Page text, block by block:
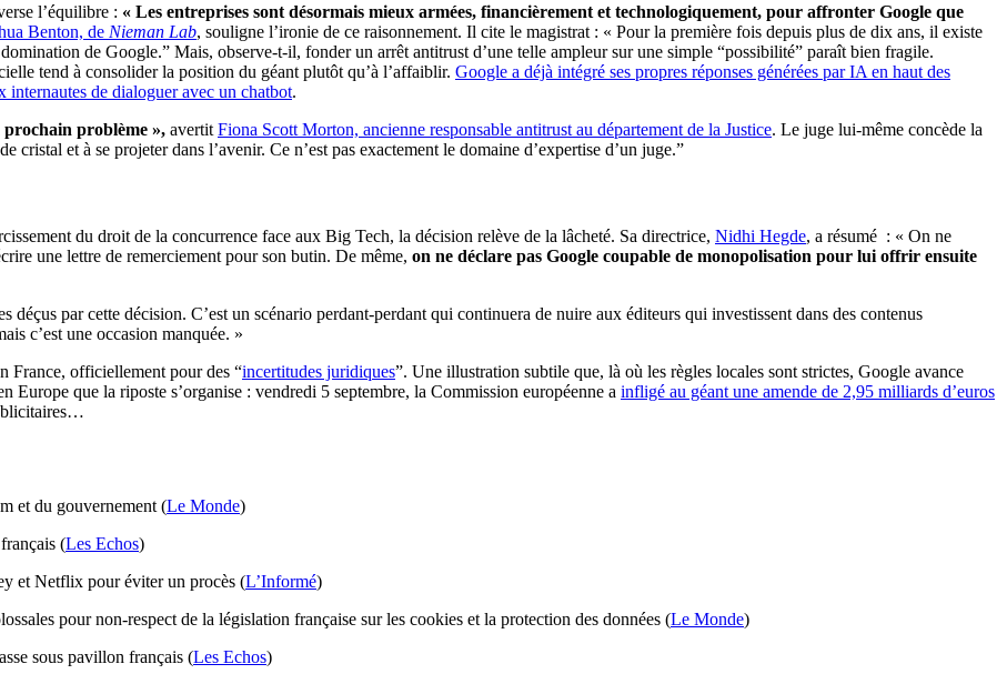
l’équilibre : « Les entreprises sont désormais mieux armées, financièrement et technologiquement, pour affronter Google que
Benton, de Nieman Lab, souligne l’ironie de ce raisonnement. Il cite le magistrat : « Pour la première fois depuis plus de dix ans, il existe
de Google.” Mais, observe-t-il, fonder un arrêt antitrust d’une telle ampleur sur une simple “possibilité” paraît bien fragile.
tend à consolider la position du géant plutôt qu’à l’affaiblir. Google a déjà intégré ses propres réponses générées par IA en haut des
internautes de dialoguer avec un chatbot.
prochain problème », avertit Fiona Scott Morton, ancienne responsable antitrust au département de la Justice. Le juge lui-même concède la
et à se projeter dans l’avenir. Ce n’est pas exactement le domaine d’expertise d’un juge.”
du droit de la concurrence face aux Big Tech, la décision relève de la lâcheté. Sa directrice, Nidhi Hegde, a résumé : « On ne
une lettre de remerciement pour son butin. De même, on ne déclare pas Google coupable de monopolisation pour lui offrir ensuite
déçus par cette décision. C’est un scénario perdant-perdant qui continuera de nuire aux éditeurs qui investissent dans des contenus
c’est une occasion manquée. »
France, officiellement pour des “incertitudes juridiques”. Une illustration subtile que, là où les règles locales sont strictes, Google avance
Europe que la riposte s’organise : vendredi 5 septembre, la Commission européenne a infligé au géant une amende de 2,95 milliards d’euros
et du gouvernement (Le Monde)
(Les Echos)
et Netflix pour éviter un procès (L’Informé)
pour non-respect de la législation française sur les cookies et la protection des données (Le Monde)
sous pavillon français (Les Echos)